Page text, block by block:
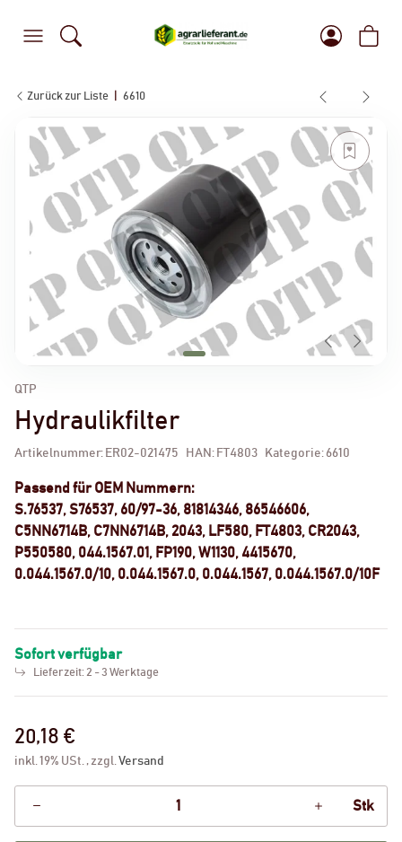
Zurück zur Liste 6610
QTP
Hydraulikfilter
Artikelnummer: ER02-021475 HAN: FT4803 Kategorie: 6610
Passend für OEM Nummern:
S.76537, S76537, 60/97-36, 81814346, 86546606,
C5NN6714B, C7NN6714B, 2043, LF580, FT4803, CR2043,
P550580, 044.1567.01, FP190, W1130, 4415670,
0.044.1567.0/10, 0.044.1567.0, 0.044.1567, 0.044.1567.0/10F
Sofort verfügbar
Lieferzeit: 2 - 3 Werktage
20,18 €
inkl. 19% USt. , zzgl.Versand
Stk